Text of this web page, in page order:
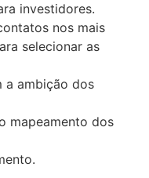
investidores.
nos mais
selecionar as
a ambição dos
mapeamento dos